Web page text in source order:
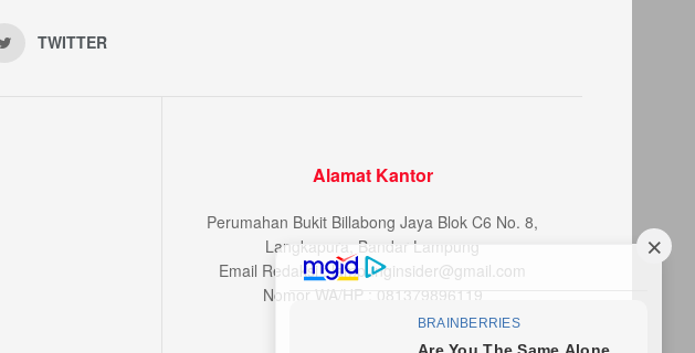
TWITTER
Alamat Kantor
Perumahan Bukit Billabong Jaya Blok C6 No. 8,
Langkapura, Bandar Lampung
Email Redaksi : lampunginsider@gmail.com
Nomor WA/HP : 081379896119